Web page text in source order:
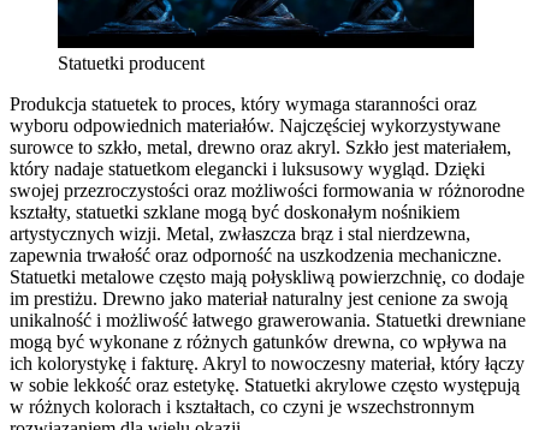
Statuetki producent
Produkcja statuetek to proces, który wymaga staranności oraz
wyboru odpowiednich materiałów. Najczęściej wykorzystywane
surowce to szkło, metal, drewno oraz akryl. Szkło jest materiałem,
który nadaje statuetkom elegancki i luksusowy wygląd. Dzięki
swojej przezroczystości oraz możliwości formowania w różnorodne
kształty, statuetki szklane mogą być doskonałym nośnikiem
artystycznych wizji. Metal, zwłaszcza brąz i stal nierdzewna,
zapewnia trwałość oraz odporność na uszkodzenia mechaniczne.
Statuetki metalowe często mają połyskliwą powierzchnię, co dodaje
im prestiżu. Drewno jako materiał naturalny jest cenione za swoją
unikalność i możliwość łatwego grawerowania. Statuetki drewniane
mogą być wykonane z różnych gatunków drewna, co wpływa na
ich kolorystykę i fakturę. Akryl to nowoczesny materiał, który łączy
w sobie lekkość oraz estetykę. Statuetki akrylowe często występują
w różnych kolorach i kształtach, co czyni je wszechstronnym